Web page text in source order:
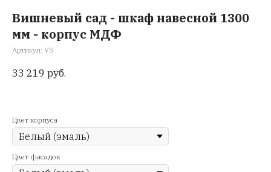
Вишневый сад - шкаф навесной 1300
мм - корпус МДФ
Артикул: VS
33 219 руб.
Цвет корпуса
Цвет фасадов